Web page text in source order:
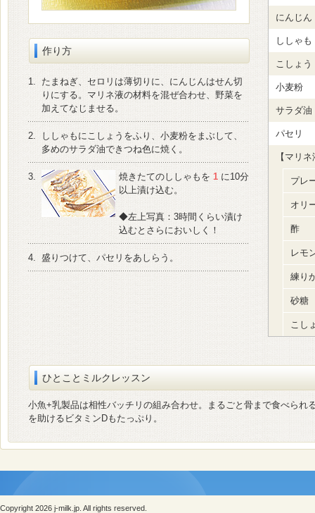
作り方
1.
たまねぎ、セロリは薄切りに、にんじんはせん切
りにする。マリネ液の材料を混ぜ合わせ、野菜を
加えてなじませる。
2.
ししゃもにこしょうをふり、小麦粉をまぶして、
多めのサラダ油できつね色に焼く。
3. 焼きたてのししゃもを 1に10分
以上漬け込む。
◆左上写真：3時間くらい漬け
込むとさらにおいしく！
4. 盛りつけて、パセリをあしらう。
にんじん
ししゃも
こしょう
小麦粉
サラダ油
パセリ
【マリ
プレ
オリ
酢
レモ
練り
砂糖
こし
ひとことミルクレッスン
小魚+乳製品は相性バッチリの組み合わせ。まるごと骨まで食べられ
を助けるビタミンDもたっぷり。
Copyright 2026 j-milk.jp. All rights reserved.